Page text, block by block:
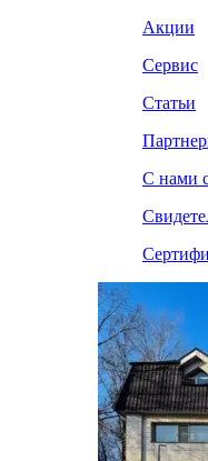
Акции
Сервис
Статьи
С нами